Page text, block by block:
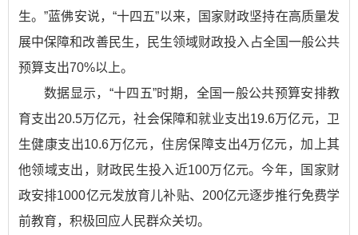
生。”蓝佛安说，“十四五”以来，国家财政坚持在高质量发
展中保障和改善民生，民生领域财政投入占全国一般公共
预算支出70%以上。
数据显示，“十四五”时期，全国一般公共预算安排教
育支出20.5万亿元，社会保障和就业支出19.6万亿元，卫
生健康支出10.6万亿元，住房保障支出4万亿元，加上其
他领域支出，财政民生投入近100万亿元。今年，国家财
政安排1000亿元发放育儿补贴、200亿元逐步推行免费学
前教育，积极回应人民群众关切。